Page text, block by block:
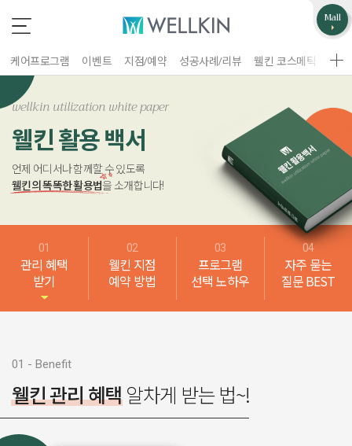
Mall
케어프로그램 이벤트 지점/예약 성공사례/리뷰 웰킨 코스메틱 웰
wellkin utilization white paper
웰킨 활용 백서
언제 어디서나 함께할 수 있도록
웰킨의 똑똑한 활용법을 소개합니다!
관리 혜택
받기
웰킨 지점
예약 방법
프로그램
선택 노하우
자주 묻는
질문 BEST
01 - Benefit
웰킨 관리 혜택알차게 받는 법~!
고객불편사항
는 필수 입력 항목
지점선택
이름
제목
첨부파일
업무제휴/광고문의
는 필수 입력 항목
구분
업체명
담당자
홈페이지 주소
이름
휴대폰 번호
제목